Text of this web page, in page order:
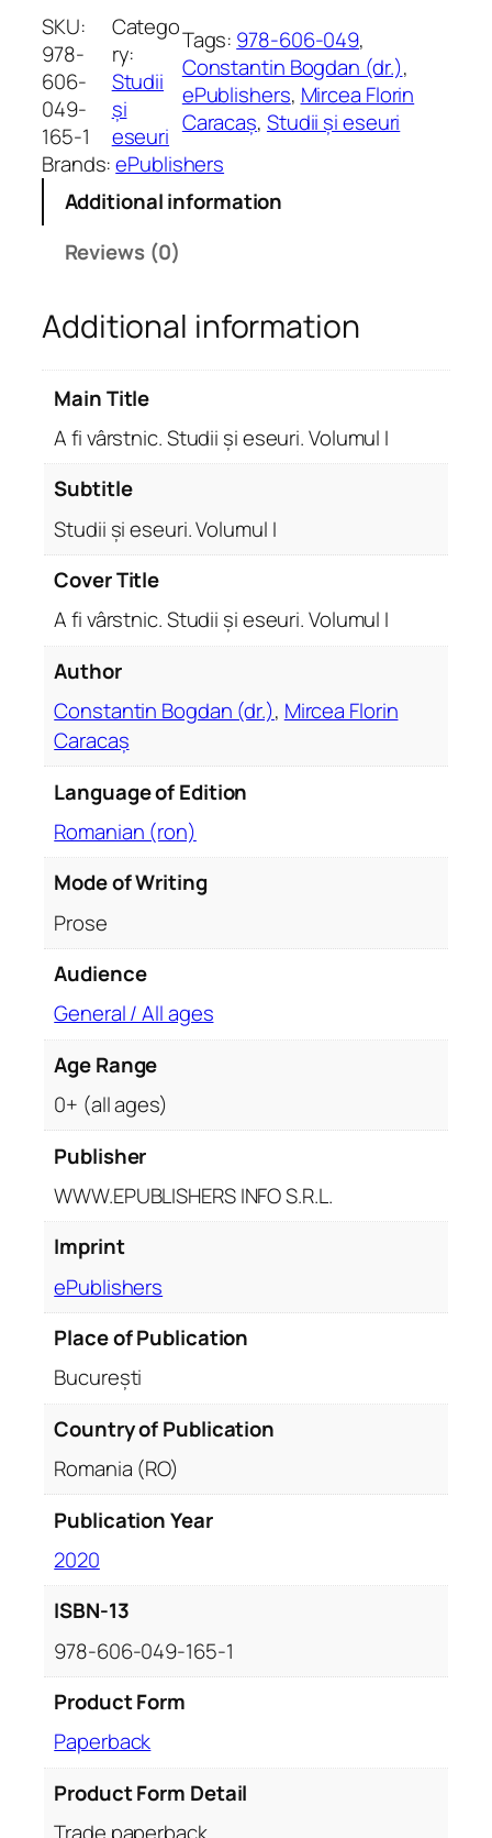
i
v
â
r
s
t
n
t
u
d
ș
i
l
u
t
SKU:
978-
606-
049-
165-1
Catego
ry:
Studii
și
eseuri
Tags: 978-606-049
Constantin Bogdan (dr.)
ePublishers, Mircea Florin
Caracaș, Studii și eseuri
Brands:ePublishers
Additional information
Reviews (0)
Additional information
Main Title
A fi vârstnic. Studii și eseuri. Volumul I
Subtitle
Studii și eseuri. Volumul I
Cover Title
A fi vârstnic. Studii și eseuri. Volumul I
Author
Constantin Bogdan (dr.), Mircea Florin
Caracaș
Language of Edition
Romanian (ron)
Mode of Writing
Prose
Audience
General / All ages
Age Range
0+ (all ages)
Publisher
WWW.EPUBLISHERS INFO S.R.L.
Imprint
ePublishers
Place of Publication
București
Country of Publication
Romania (RO)
Publication Year
2020
ISBN-13
978-606-049-165-1
Product Form
Paperback
Product Form Detail